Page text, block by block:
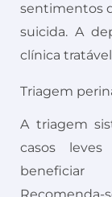
sentimentos
suicida. A
clínica
Triagem
A triagem
casos
beneficiar